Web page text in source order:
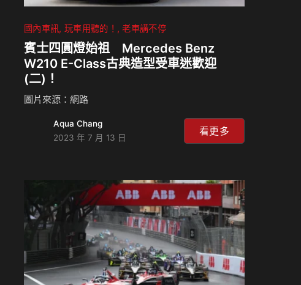
國內車訊 玩車用聽的！ 老車講不停
賓士四圓燈始祖 Mercedes Benz
W210 E-Class古典造型受車迷歡迎
(二)！
圖片來源：網路
Aqua Chang
2023 年 7 月 13 日
看更多